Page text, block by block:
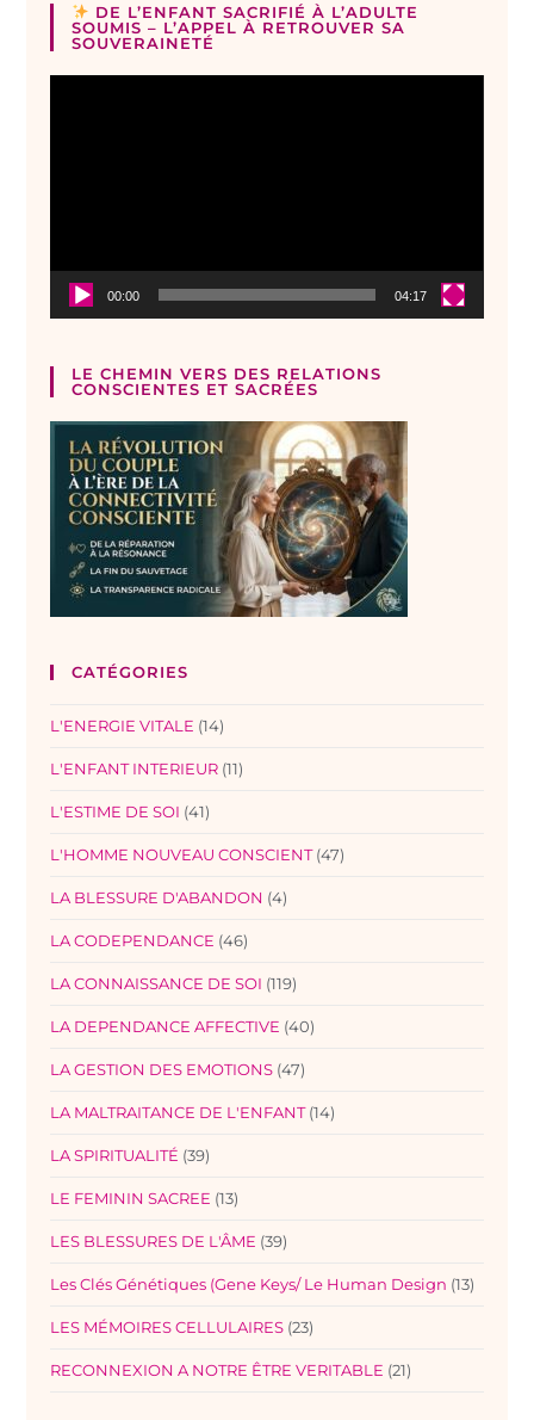
DE L’ENFANT SACRIFIÉ À L’ADULTE
SOUMIS – L’APPEL À RETROUVER SA
SOUVERAINETÉ
00:00 04:17
LE CHEMIN VERS DES RELATIONS
CONSCIENTES ET SACRÉES
CATÉGORIES
L'ENERGIE VITALE (14)
L'ENFANT INTERIEUR (11)
L'ESTIME DE SOI (41)
L'HOMME NOUVEAU CONSCIENT (47)
LA BLESSURE D'ABANDON (4)
LA CODEPENDANCE (46)
LA CONNAISSANCE DE SOI (119)
LA DEPENDANCE AFFECTIVE (40)
LA GESTION DES EMOTIONS (47)
LA MALTRAITANCE DE L'ENFANT (14)
LA SPIRITUALITÉ (39)
LE FEMININ SACREE (13)
LES BLESSURES DE L'ÂME (39)
Les Clés Génétiques (Gene Keys/ Le Human Design (13)
LES MÉMOIRES CELLULAIRES (23)
RECONNEXION A NOTRE ÊTRE VERITABLE (21)